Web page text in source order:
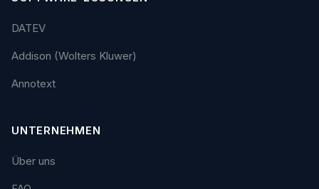
DATEV
Addison (Wolters Kluwer)
Annotext
UNTERNEHMEN
Über uns